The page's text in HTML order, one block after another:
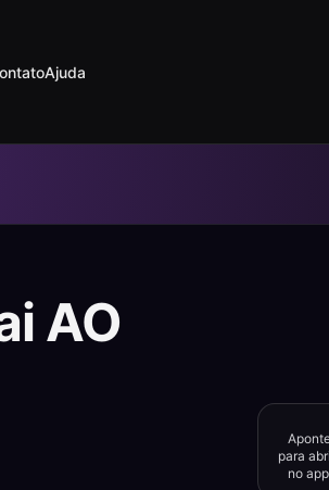
Ajuda
AO
para
no